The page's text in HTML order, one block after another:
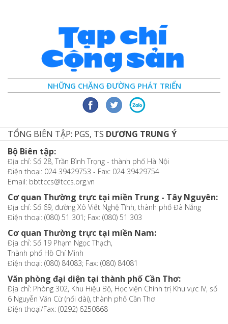
NHỮNG CHẶNG ĐƯỜNG PHÁT TRIỂN
TỔNG BIÊN TẬP: PGS, TS DƯƠNG TRUNG Ý
Bộ Biên tập:
Địa chỉ: Số 28, Trần Bình Trọng - thành phố Hà Nội
Điện thoại: 024 39429753 - Fax: 024 39429754
Email: bbttccs@tccs.org.vn
Cơ quan Thường trực tại miền Trung - Tây Nguyên:
Địa chỉ: Số 69, đường Xô Viết Nghệ Tĩnh, thành phố Đà Nẵng
Điện thoại: (080) 51 301; Fax: (080) 51 303
Cơ quan Thường trực tại miền Nam:
Địa chỉ: Số 19 Phạm Ngọc Thạch,
Thành phố Hồ Chí Minh
Điện thoại: (080) 84083; Fax: (080) 84081
Văn phòng đại diện tại thành phố Cần Thơ:
Địa chỉ: Phòng 302, Khu Hiệu Bộ, Học viện Chính trị Khu vực IV, số
6 Nguyễn Văn Cừ (nối dài), thành phố Cần Thơ
Điện thoại/Fax: (0292) 6250868